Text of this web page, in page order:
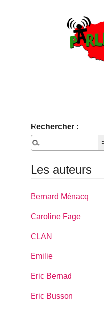
Rechercher :
Les auteurs
Bernard Ménacq
Caroline Fage
CLAN
Emilie
Eric Bernad
Eric Busson